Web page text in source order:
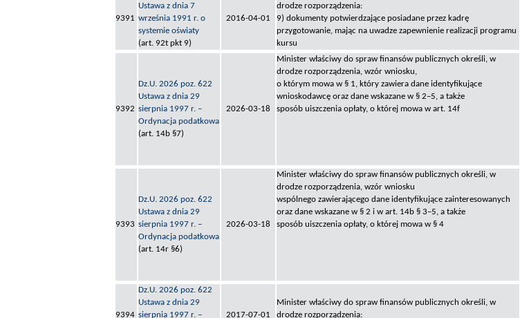
9391
Ustawa z dnia 7
września 1991 r. o
systemie oświaty
(art. 92t pkt 9)
2016-04-01
drodze rozporządzenia:
9) dokumenty potwierdzające posiadane przez kadrę
przygotowanie, mając na uwadze zapewnienie realizacji programu
kursu
9392
Dz.U. 2026 poz. 622
Ustawa z dnia 29
sierpnia 1997 r. –
Ordynacja podatkowa
(art. 14b §7)
2026-03-18
Minister właściwy do spraw finansów publicznych określi, w
drodze rozporządzenia, wzór wniosku,
o którym mowa w § 1, który zawiera dane identyfikujące
wnioskodawcę oraz dane wskazane w § 2–5, a także
sposób uiszczenia opłaty, o której mowa w art. 14f
9393
Dz.U. 2026 poz. 622
Ustawa z dnia 29
sierpnia 1997 r. –
Ordynacja podatkowa
(art. 14r §6)
2026-03-18
Minister właściwy do spraw finansów publicznych określi, w
drodze rozporządzenia, wzór wniosku
wspólnego zawierającego dane identyfikujące zainteresowanych
oraz dane wskazane w § 2 i w art. 14b § 3–5, a także
sposób uiszczenia opłaty, o której mowa w § 4
9394
Dz.U. 2026 poz. 622
Ustawa z dnia 29
sierpnia 1997 r. –
2017-07-01
Minister właściwy do spraw finansów publicznych określi, w
drodze rozporządzenia: